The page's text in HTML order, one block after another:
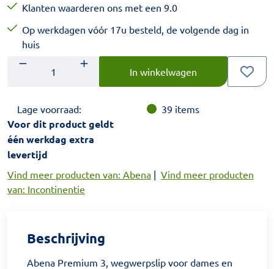
Klanten waarderen ons met een 9.0
Op werkdagen vóór 17u besteld, de volgende dag in
huis
Aantal
Voer het gewenste aantal in.
In winkelwagen
Lage voorraad: 39 items
Voor dit product geldt
één werkdag extra
levertijd
Vind meer producten van: Abena | Vind meer producten
van: Incontinentie
Beschrijving
Abena Premium 3, wegwerpslip voor dames en